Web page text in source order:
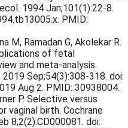
1994 Jan;101(1):22-8.
PMID:
M, Ramadan G, Akolekar R.
of fetal
and meta-analysis.
Sep;54(3):308-318. doi:
Aug 2. PMID: 30938004.
P. Selective versus
vaginal birth. Cochrane
8;2(2):CD000081. doi: